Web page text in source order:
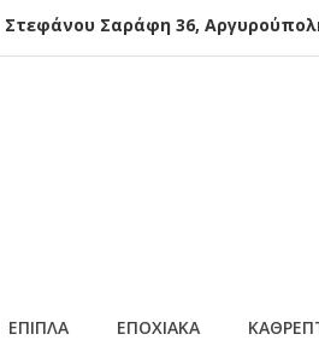
Στεφάνου Σαράφη 36,
ΕΠΙΠΛΑ ΕΠΟΧΙΑΚΑ